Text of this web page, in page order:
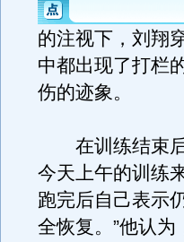
的注视下，刘翔
中都出现了打栏
伤的迹象。
在训练结束后
今天上午的训练
跑完后自己表示
全恢复。”他认